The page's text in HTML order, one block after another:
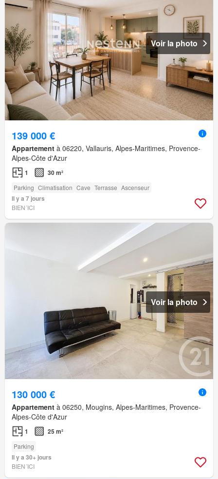
Voir la photo
139 000 €
Appartement à 06220, Vallauris, Alpes-Maritimes, Provence-
Alpes-Côte d'Azur
1 30 m²
Parking Climatisation Cave Terrasse Ascenseur
Il y a 7 jours
BIEN´ICI
Voir la photo
130 000 €
Appartement à 06250, Mougins, Alpes-Maritimes, Provence-
Alpes-Côte d'Azur
1 25 m²
Parking
Il y a 30+ jours
BIEN´ICI